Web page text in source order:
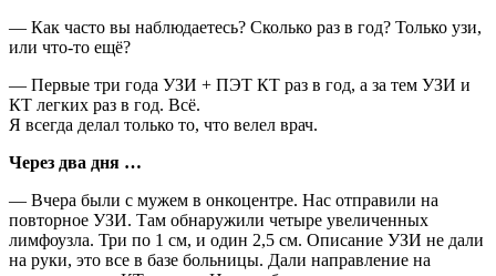
— Как часто вы наблюдаетесь? Сколько раз в год? Только узи,
или что-то ещё?
— Первые три года УЗИ + ПЭТ КТ раз в год, а за тем УЗИ и
КТ легких раз в год. Всё.
Я всегда делал только то, что велел врач.
Через два дня …
— Вчера были с мужем в онкоцентре. Нас отправили на
повторное УЗИ. Там обнаружили четыре увеличенных
лимфоузла. Три по 1 см, и один 2,5 см. Описание УЗИ не дали
на руки, это все в базе больницы. Дали направление на